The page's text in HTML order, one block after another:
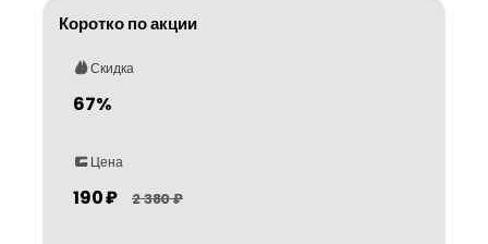
Коротко по акции
Скидка
67%
Цена
190 ₽ 2 380 ₽